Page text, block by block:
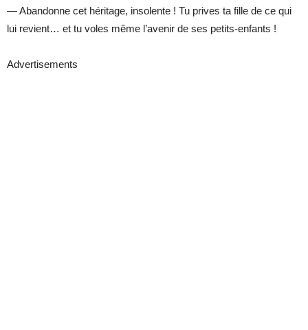
— Abandonne cet héritage, insolente ! Tu prives ta fille de ce qui
lui revient… et tu voles même l’avenir de ses petits-enfants !
Advertisements